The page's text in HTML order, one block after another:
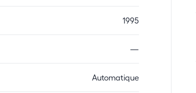
1995
—
Automatique